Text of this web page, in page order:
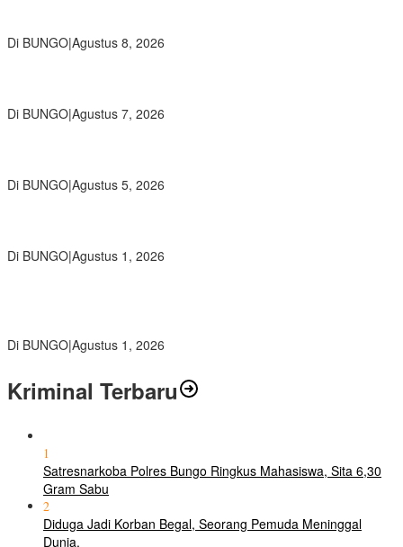
Di BUNGO|Agustus 8, 2026
Di BUNGO|Agustus 7, 2026
Di BUNGO|Agustus 5, 2026
Di BUNGO|Agustus 1, 2026
Di BUNGO|Agustus 1, 2026
Kriminal Terbaru
1
Satresnarkoba Polres Bungo Ringkus Mahasiswa, Sita 6,30
Gram Sabu
2
Diduga Jadi Korban Begal, Seorang Pemuda Meninggal
Dunia.